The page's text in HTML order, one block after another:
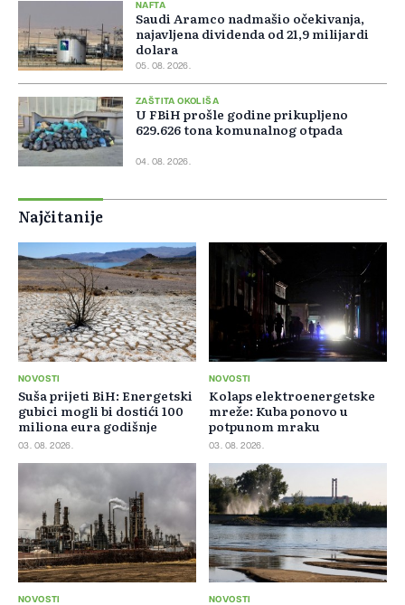
NAFTA
Saudi Aramco nadmašio očekivanja,
najavljena dividenda od 21,9 milijardi
dolara
05. 08. 2026.
ZAŠTITA OKOLIŠA
U FBiH prošle godine prikupljeno
629.626 tona komunalnog otpada
04. 08. 2026.
Najčitanije
NOVOSTI
Suša prijeti BiH: Energetski
gubici mogli bi dostići 100
miliona eura godišnje
03. 08. 2026.
NOVOSTI
Kolaps elektroenergetske
mreže: Kuba ponovo u
potpunom mraku
03. 08. 2026.
NOVOSTI NOVOSTI